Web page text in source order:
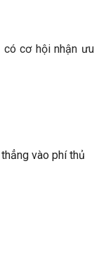
có cơ hội nhận ưu
vào phí thủ